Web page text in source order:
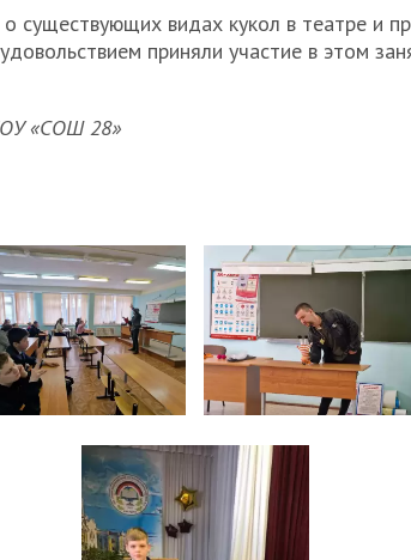
существующих видах кукол в театре и
приняли участие в этом
«СОШ 28»